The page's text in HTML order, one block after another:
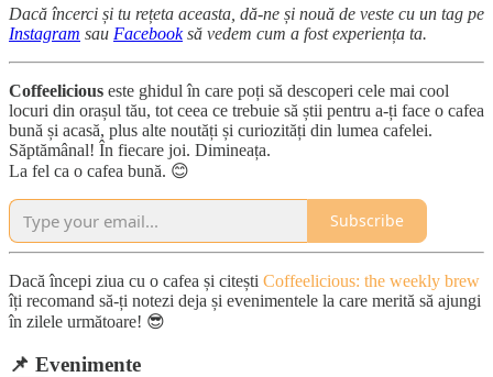
Dacă încerci și tu rețeta aceasta, dă-ne și nouă de veste cu un tag pe
Instagram sau Facebooksă vedem cum a fost experiența ta.
Coffeelicious este ghidul în care poți să descoperi cele mai cool
locuri din orașul tău, tot ceea ce trebuie să știi pentru a-ți face o cafea
bună și acasă, plus alte noutăți și curiozități din lumea cafelei.
Săptămânal! În fiecare joi. Dimineața.
La fel ca o cafea bună. 😊
Subscribe
Dacă începi ziua cu o cafea și citești Coffeelicious: the weekly brew
îți recomand să-ți notezi deja și evenimentele la care merită să ajungi
în zilele următoare! 😎
📌 Evenimente